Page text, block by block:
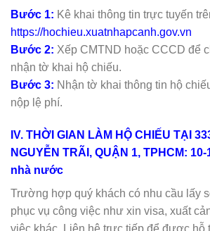
Bước 1: Kê khai thông tin trực tuyến
https://hochieu.xuatnhapcanh.gov.vn
Bước 2: Xếp CMTND hoặc CCCD để
nhận tờ khai hộ chiếu.
Bước 3: Nhận tờ khai thông tin hộ
nộp lệ phí.
IV. THỜI GIAN LÀM HỘ CHIẾU TẠI
NGUYỄN TRÃI, QUẬN 1, TPHCM:
nhà nước
Trường hợp quý khách có nhu cầu lấy
phục vụ công việc như xin visa, xuất
việc khác. Liên hệ trực tiếp để được hỗ